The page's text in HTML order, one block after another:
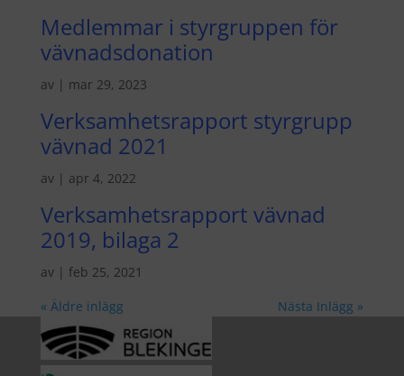
Medlemmar i styrgruppen för
vävnadsdonation
av | mar 29, 2023
Verksamhetsrapport styrgrupp
vävnad 2021
av | apr 4, 2022
Verksamhetsrapport vävnad
2019, bilaga 2
av | feb 25, 2021
« Äldre inlägg
Nästa Inlägg »